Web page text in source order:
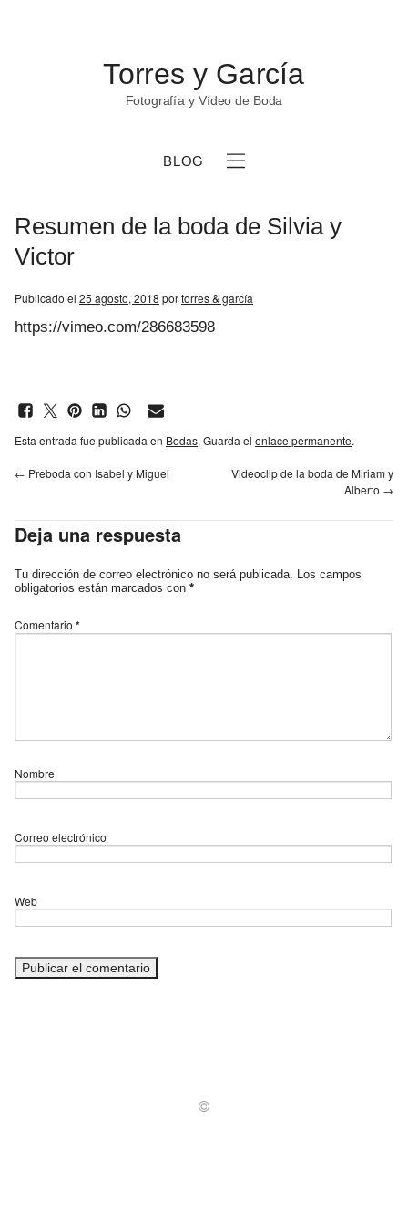
Torres y García
Fotografía y Vídeo de Boda
BLOG
Resumen de la boda de Silvia y
Victor
Publicado el 25 agosto, 2018 portorres & garcía
https://vimeo.com/286683598
Esta entrada fue publicada en Bodas. Guarda el enlace permanente.
← Preboda con Isabel y Miguel
Videoclip de la boda de Miriam y
Alberto →
Deja una respuesta
Tu dirección de correo electrónico no será publicada. Los campos
obligatorios están marcados con *
Comentario *
Nombre
Correo electrónico
Web